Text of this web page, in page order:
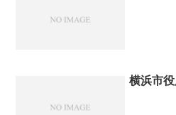
横浜市